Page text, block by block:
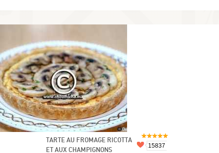
TARTE AU FROMAGE RICOTTA
ET AUX CHAMPIGNONS
15837